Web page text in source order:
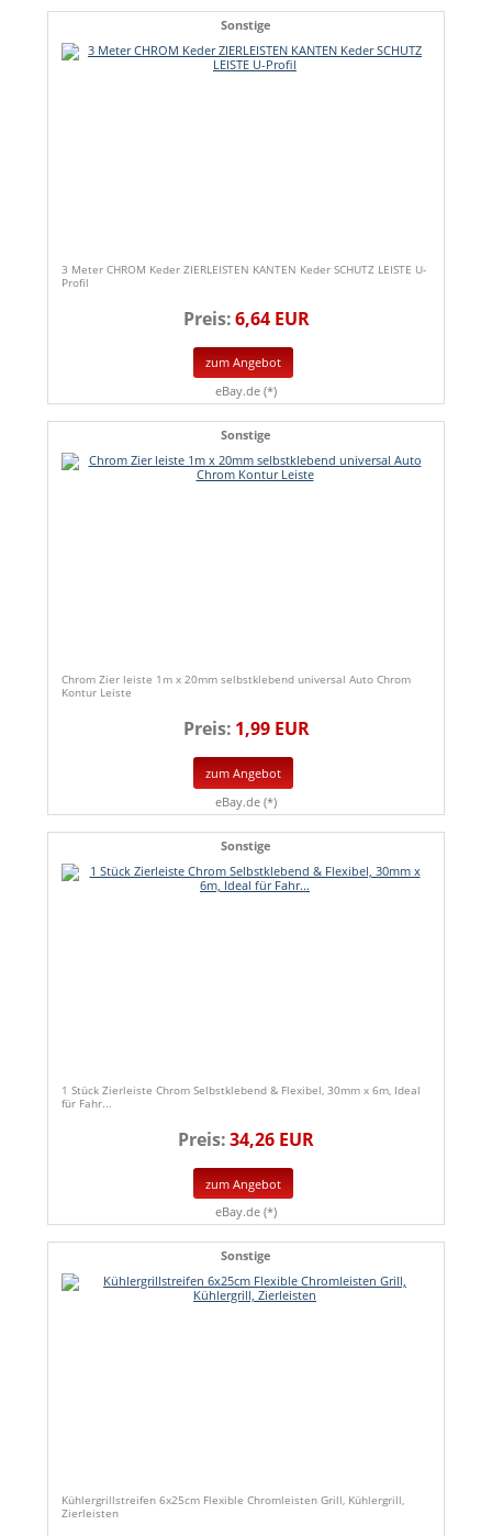
Sonstige
3 Meter CHROM Keder ZIERLEISTEN KANTEN Keder SCHUTZ LEISTE U-
Profil
Preis:6,64 EUR
zum Angebot
eBay.de (*)
Sonstige
Chrom Zier leiste 1m x 20mm selbstklebend universal Auto Chrom
Kontur Leiste
Preis: 1,99 EUR
zum Angebot
eBay.de (*)
Sonstige
1 Stück Zierleiste Chrom Selbstklebend & Flexibel, 30mm x 6m, Ideal
für Fahr...
Preis:34,26 EUR
zum Angebot
eBay.de (*)
Sonstige
Kühlergrillstreifen 6x25cm Flexible Chromleisten Grill, Kühlergrill,
Zierleisten